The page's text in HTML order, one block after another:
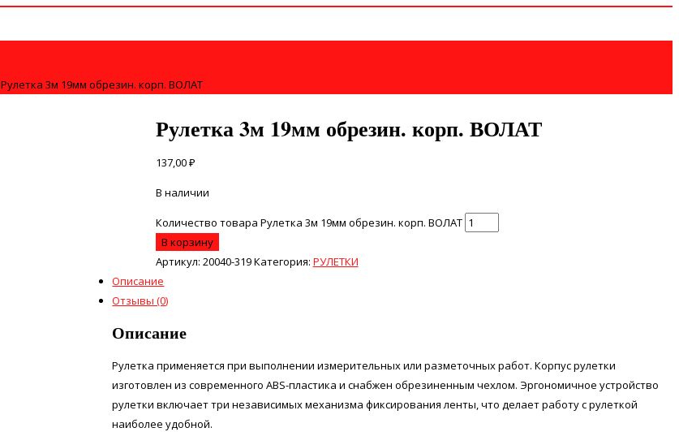
Рулетка 3м 19мм обрезин. корп. ВОЛАТ
Рулетка 3м 19мм обрезин. корп. ВОЛАТ
137,00₽
В наличии
Количество товара Рулетка 3м 19мм обрезин. корп. ВОЛАТ
В корзину
Артикул: 20040-319Категория: РУЛЕТКИ
Описание
Отзывы (0)
Описание
Рулетка применяется при выполнении измерительных или разметочных работ. Корпус рулетки
изготовлен из современного ABS-пластика и снабжен обрезиненным чехлом. Эргономичное устройство
рулетки включает три независимых механизма фиксирования ленты, что делает работу с рулеткой
наиболее удобной.